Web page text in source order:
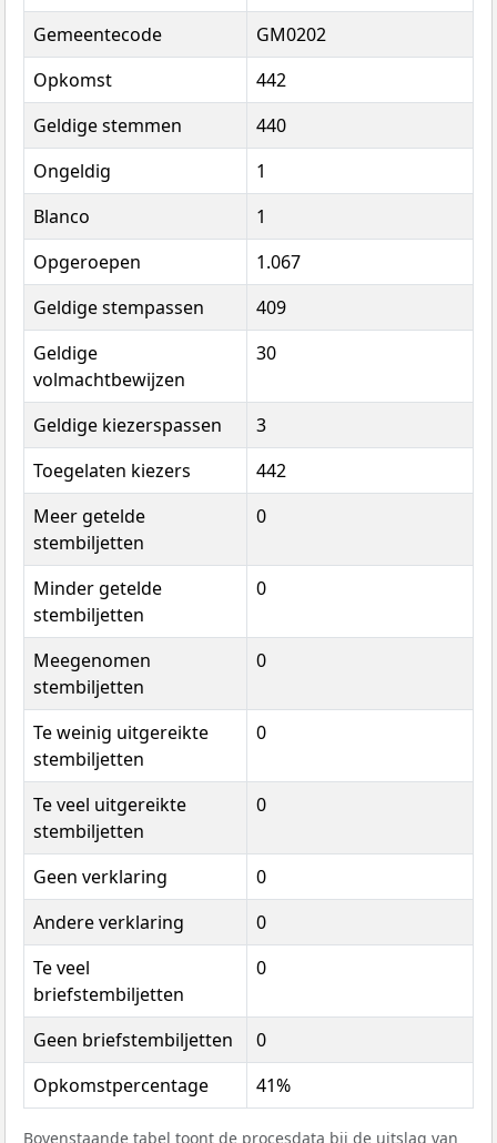
Gemeentecode
GM0202
Opkomst
442
Geldige stemmen
440
Ongeldig
1
Blanco
1
Opgeroepen
1.067
Geldige stempassen
409
Geldige
volmachtbewijzen
30
Geldige kiezerspassen
3
Toegelaten kiezers
442
Meer getelde
stembiljetten
0
Minder getelde
stembiljetten
0
Meegenomen
stembiljetten
0
Te weinig uitgereikte
stembiljetten
0
Te veel uitgereikte
stembiljetten
0
Geen verklaring
0
Andere verklaring
0
Te veel
briefstembiljetten
0
Geen briefstembiljetten
0
Opkomstpercentage
41%
Bovenstaande tabel toont de procesdata bij de uitslag van